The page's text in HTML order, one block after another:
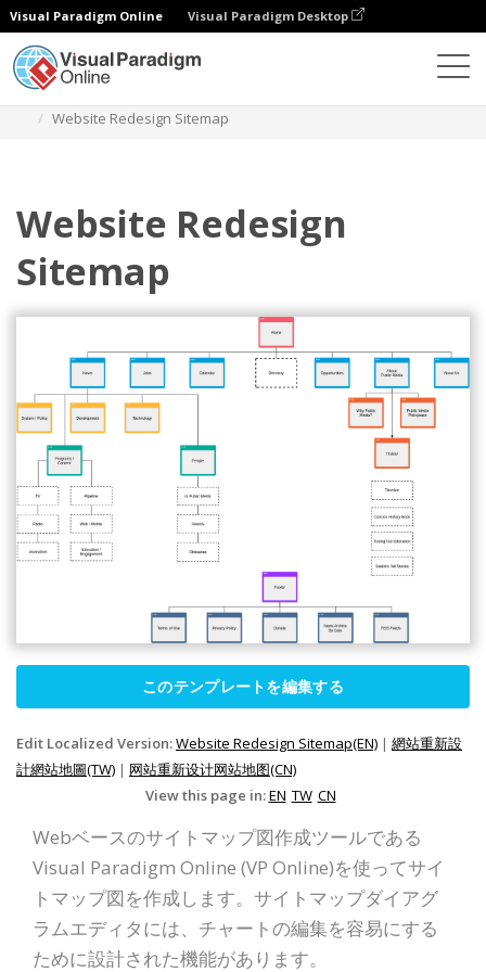
Visual Paradigm Online Visual Paradigm Desktop
Website Redesign Sitemap
Website Redesign
Sitemap
このテンプレートを編集する
Edit Localized Version:Website Redesign Sitemap(EN) | 網站重新設
計網站地圖(TW) | 网站重新设计网站地图(CN)
View this page in:EN TW CN
Webベースのサイトマップ図作成ツールである
Visual Paradigm Online (VP Online)を使ってサイ
トマップ図を作成します。サイトマップダイアグ
ラムエディタには、チャートの編集を容易にする
ために設計された機能があります。